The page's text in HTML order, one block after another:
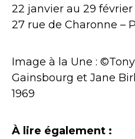
22 janvier au 29 février
27 rue de Charonne –
Image à la Une :
Gainsbourg et Jane
1969
À lire également :